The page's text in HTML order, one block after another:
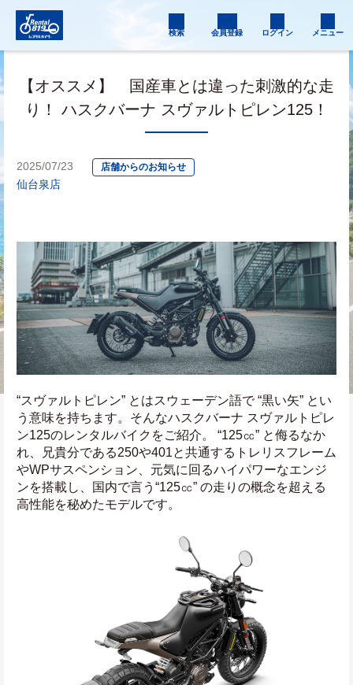
検索 会員登録 ログイン メニュー
【オススメ】 国産車とは違った刺激的な走
り！ ハスクバーナ スヴァルトピレン125！
2025/07/23 店舗からのお知らせ
仙台泉店
“スヴァルトピレン” とはスウェーデン語で “黒い矢” とい
う意味を持ちます。そんなハスクバーナ スヴァルトピレ
ン125のレンタルバイクをご紹介。 “125㏄” と侮るなか
れ、兄貴分である250や401と共通するトレリスフレーム
やWPサスペンション、元気に回るハイパワーなエンジ
ンを搭載し、国内で言う“125㏄” の走りの概念を超える
高性能を秘めたモデルです。